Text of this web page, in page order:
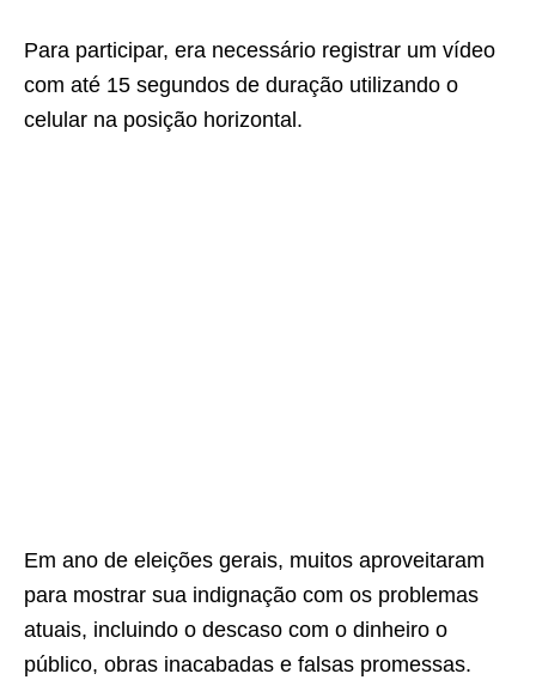
Para participar, era necessário registrar um vídeo
com até 15 segundos de duração utilizando o
celular na posição horizontal.
Em ano de eleições gerais, muitos aproveitaram
para mostrar sua indignação com os problemas
atuais, incluindo o descaso com o dinheiro o
público, obras inacabadas e falsas promessas.